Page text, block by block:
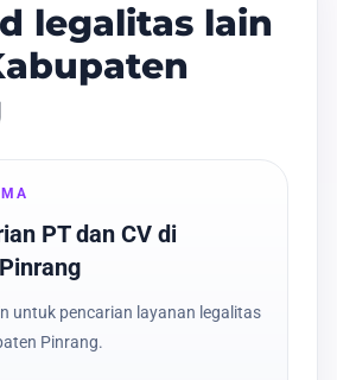
legalitas lain
PT dan CV di
untuk pencarian layanan legalitas
Pinrang.